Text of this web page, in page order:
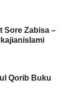
Sore Zabisa –
Qorib Buku